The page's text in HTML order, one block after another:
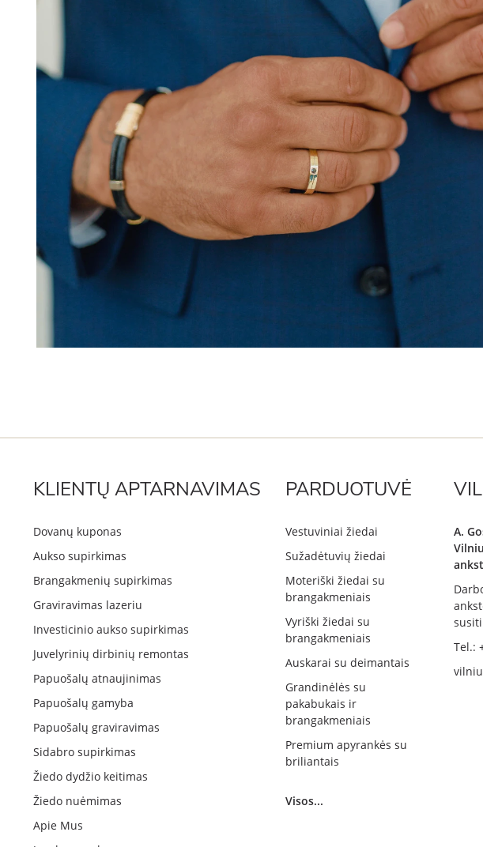
KLIENTŲ APTARNAVIMAS
Dovanų kuponas
Aukso supirkimas
Brangakmenių supirkimas
Graviravimas lazeriu
Investicinio aukso supirkimas
Juvelyrinių dirbinių remontas
Papuošalų atnaujinimas
Papuošalų gamyba
Papuošalų graviravimas
Sidabro supirkimas
Žiedo dydžio keitimas
Žiedo nuėmimas
Apie Mus
PARDUOTUVĖ
Vestuviniai žiedai
Sužadėtuvių žiedai
Moteriški žiedai su
brangakmeniais
Vyriški žiedai su
brangakmeniais
Auskarai su deimantais
Grandinėlės su
pakabukais ir
brangakmeniais
Premium apyrankės su
briliantais
Visos...
A.
Tel.: